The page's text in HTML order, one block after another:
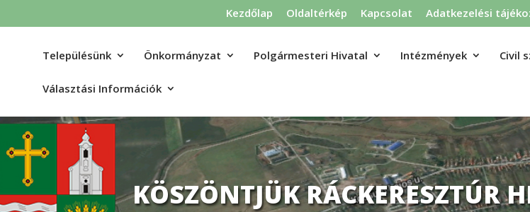
Kezdőlap Oldaltérkép Kapcsolat Adatkezelési
Településünk Önkormányzat Polgármesteri Hivatal Intézmények Civil
Választási Információk
KÖSZÖNTJÜK RÁCKERESZTÚR